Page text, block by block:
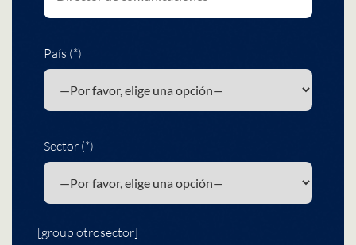
País (*)
Sector (*)
[group otrosector]